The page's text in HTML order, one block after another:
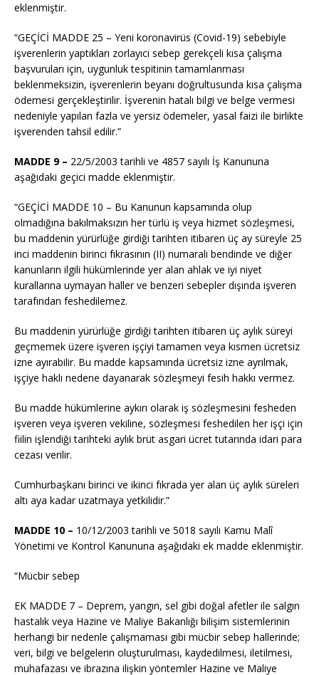
eklenmiştir.
“GEÇİCİ MADDE 25 – Yeni koronavirüs (Covid-19) sebebiyle
işverenlerin yaptıkları zorlayıcı sebep gerekçeli kısa çalışma
başvuruları için, uygunluk tespitinin tamamlanması
beklenmeksizin, işverenlerin beyanı doğrultusunda kısa çalışma
ödemesi gerçekleştirilir. İşverenin hatalı bilgi ve belge vermesi
nedeniyle yapılan fazla ve yersiz ödemeler, yasal faizi ile birlikte
işverenden tahsil edilir.”
MADDE 9 – 22/5/2003 tarihli ve 4857 sayılı İş Kanununa
aşağıdaki geçici madde eklenmiştir.
“GEÇİCİ MADDE 10 – Bu Kanunun kapsamında olup
olmadığına bakılmaksızın her türlü iş veya hizmet sözleşmesi,
bu maddenin yürürlüğe girdiği tarihten itibaren üç ay süreyle 25
inci maddenin birinci fıkrasının (II) numaralı bendinde ve diğer
kanunların ilgili hükümlerinde yer alan ahlak ve iyi niyet
kurallarına uymayan haller ve benzeri sebepler dışında işveren
tarafından feshedilemez.
Bu maddenin yürürlüğe girdiği tarihten itibaren üç aylık süreyi
geçmemek üzere işveren işçiyi tamamen veya kısmen ücretsiz
izne ayırabilir. Bu madde kapsamında ücretsiz izne ayrılmak,
işçiye haklı nedene dayanarak sözleşmeyi fesih hakkı vermez.
Bu madde hükümlerine aykırı olarak iş sözleşmesini fesheden
işveren veya işveren vekiline, sözleşmesi feshedilen her işçi için
fiilin işlendiği tarihteki aylık brüt asgari ücret tutarında idari para
cezası verilir.
Cumhurbaşkanı birinci ve ikinci fıkrada yer alan üç aylık süreleri
altı aya kadar uzatmaya yetkilidir.”
MADDE 10 – 10/12/2003 tarihli ve 5018 sayılı Kamu Malî
Yönetimi ve Kontrol Kanununa aşağıdaki ek madde eklenmiştir.
“Mücbir sebep
EK MADDE 7 – Deprem, yangın, sel gibi doğal afetler ile salgın
hastalık veya Hazine ve Maliye Bakanlığı bilişim sistemlerinin
herhangi bir nedenle çalışmaması gibi mücbir sebep hallerinde;
veri, bilgi ve belgelerin oluşturulması, kaydedilmesi, iletilmesi,
muhafazası ve ibrazına ilişkin yöntemler Hazine ve Maliye